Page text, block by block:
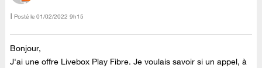
Posté le ‎01/02/2022 9h15
Bonjour,
J'ai une offre Livebox Play Fibre. Je voulais savoir si un appel, à